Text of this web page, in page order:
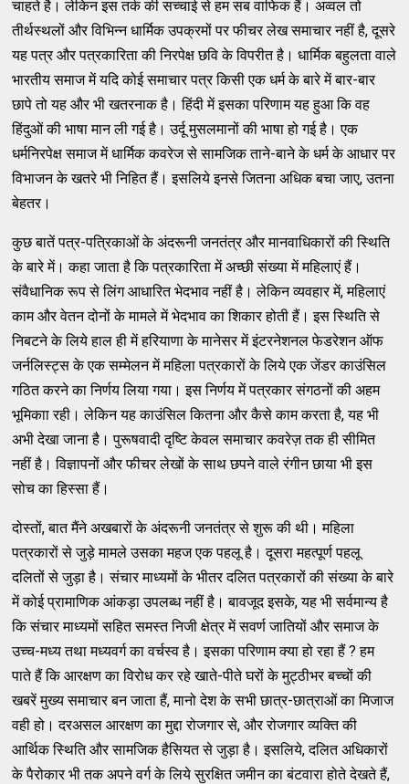
चाहते है। लेकिन इस तर्क की सच्चाई से हम सब वाफिक हैं। अव्वल तो
तीर्थस्थलों और विभिन्न धार्मिक उपक्रमों पर फीचर लेख समाचार नहीं है, दूसरे
यह पत्र और पत्रकारिता की निरपेक्ष छवि के विपरीत है। धार्मिक बहुलता वाले
भारतीय समाज में यदि कोई समाचार पत्र किसी एक धर्म के बारे में बार-बार
छापे तो यह और भी खतरनाक है। हिंदी में इसका परिणाम यह हुआ कि वह
हिंदुओं की भाषा मान ली गई है। उर्दू मुसलमानों की भाषा हो गई है। एक
धर्मनिरपेक्ष समाज में धार्मिक कवरेज से सामजिक ताने-बाने के धर्म के आधार पर
विभाजन के खतरे भी निहित हैं। इसलिये इनसे जितना अधिक बचा जाए, उतना
बेहतर।
कुछ बातें पत्र-पत्रिकाओं के अंदरूनी जनतंत्र और मानवाधिकारों की स्थिति
के बारे में। कहा जाता है कि पत्रकारिता में अच्छी संख्या में महिलाएं हैं।
संवैधानिक रूप से लिंग आधारित भेदभाव नहीं है। लेकिन व्यवहार में, महिलाएं
काम और वेतन दोनों के मामले में भेदभाव का शिकार होती हैं। इस स्थिति से
निबटने के लिये हाल ही में हरियाणा के मानेसर में इंटरनेशनल फेडरेशन ऑफ
जर्नलिस्ट्स के एक सम्मेलन में महिला पत्रकारों के लिये एक जेंडर काउंसिल
गठित करने का निर्णय लिया गया। इस निर्णय में पत्रकार संगठनों की अहम
भूमिकाा रही। लेकिन यह काउंसिल कितना और कैसे काम करता है, यह भी
अभी देखा जाना है। पुरूषवादी दृष्टि केवल समाचार कवरेज़ तक ही सीमित
नहीं है। विज्ञापनों और फीचर लेखों के साथ छपने वाले रंगीन छाया भी इस
सोच का हिस्सा हैं।
दोस्तों, बात मैंने अखबारों के अंदरूनी जनतंत्र से शुरू की थी। महिला
पत्रकारों से जुड़े मामले उसका महज एक पहलू है। दूसरा महत्पूर्ण पहलू
दलितों से जुड़ा है। संचार माध्यमों के भीतर दलित पत्रकारों की संख्या के बारे
में कोई प्रामाणिक आंकड़ा उपलब्ध नहीं है। बावजूद इसके, यह भी सर्वमान्य है
कि संचार माध्यमों सहित समस्त निजी क्षेत्र में सवर्ण जातियों और समाज के
उच्च-मध्य तथा मध्यवर्ग का वर्चस्व है। इसका परिणाम क्या हो रहा हैं ? हम
पाते हैं कि आरक्षण का विरोध कर रहे खाते-पीते घरों के मुट्ठीभर बच्चों की
खबरें मुख्य समाचार बन जाता हैं, मानो देश के सभी छात्र-छात्राओं का मिजाज
वही हो। दरअसल आरक्षण का मुद्दा रोजगार से, और रोजगार व्यक्ति की
आर्थिक स्थिति और सामजिक हैसियत से जुड़ा है। इसलिये, दलित अधिकारों
के पैरोकार भी तक अपने वर्ग के लिये सुरक्षित जमीन का बंटवारा होते देखते हैं,